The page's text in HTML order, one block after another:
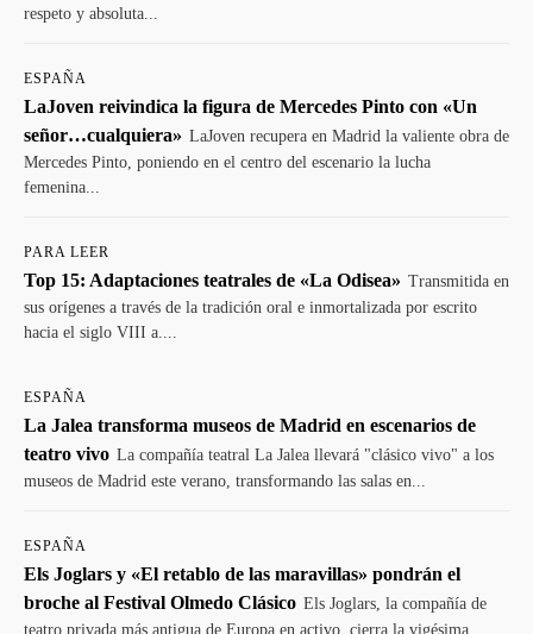
respeto y absoluta...
ESPAÑA
LaJoven reivindica la figura de Mercedes Pinto con «Un
señor…cualquiera» LaJoven recupera en Madrid la valiente obra de
Mercedes Pinto, poniendo en el centro del escenario la lucha
femenina...
PARA LEER
Top 15: Adaptaciones teatrales de «La Odisea» Transmitida en
sus orígenes a través de la tradición oral e inmortalizada por escrito
hacia el siglo VIII a....
ESPAÑA
La Jalea transforma museos de Madrid en escenarios de
teatro vivo La compañía teatral La Jalea llevará "clásico vivo" a los
museos de Madrid este verano, transformando las salas en...
ESPAÑA
Els Joglars y «El retablo de las maravillas» pondrán el
broche al Festival Olmedo Clásico Els Joglars, la compañía de
teatro privada más antigua de Europa en activo, cierra la vigésima